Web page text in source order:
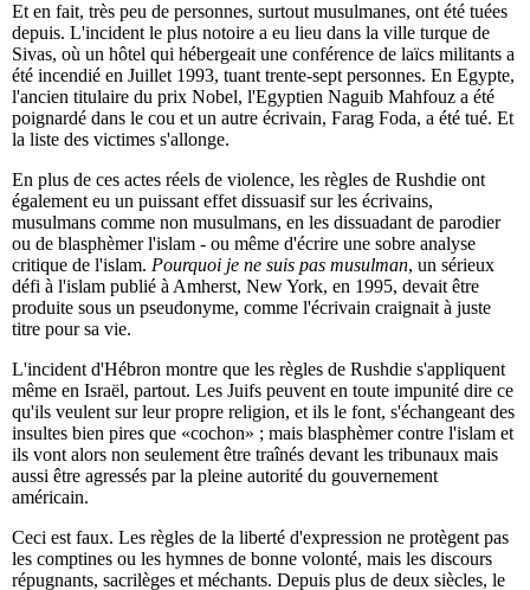
Et en fait, très peu de personnes, surtout musulmanes, ont été tuées
depuis. L'incident le plus notoire a eu lieu dans la ville turque de
Sivas, où un hôtel qui hébergeait une conférence de laïcs militants a
été incendié en Juillet 1993, tuant trente-sept personnes. En Egypte,
l'ancien titulaire du prix Nobel, l'Egyptien Naguib Mahfouz a été
poignardé dans le cou et un autre écrivain, Farag Foda, a été tué. Et
la liste des victimes s'allonge.
En plus de ces actes réels de violence, les règles de Rushdie ont
également eu un puissant effet dissuasif sur les écrivains,
musulmans comme non musulmans, en les dissuadant de parodier
ou de blasphèmer l'islam - ou même d'écrire une sobre analyse
critique de l'islam. Pourquoi je ne suis pas musulman, un sérieux
défi à l'islam publié à Amherst, New York, en 1995, devait être
produite sous un pseudonyme, comme l'écrivain craignait à juste
titre pour sa vie.
L'incident d'Hébron montre que les règles de Rushdie s'appliquent
même en Israël, partout. Les Juifs peuvent en toute impunité dire ce
qu'ils veulent sur leur propre religion, et ils le font, s'échangeant des
insultes bien pires que «cochon» ; mais blasphèmer contre l'islam et
ils vont alors non seulement être traînés devant les tribunaux mais
aussi être agressés par la pleine autorité du gouvernement
américain.
Ceci est faux. Les règles de la liberté d'expression ne protègent pas
les comptines ou les hymnes de bonne volonté, mais les discours
répugnants, sacrilèges et méchants. Depuis plus de deux siècles, le